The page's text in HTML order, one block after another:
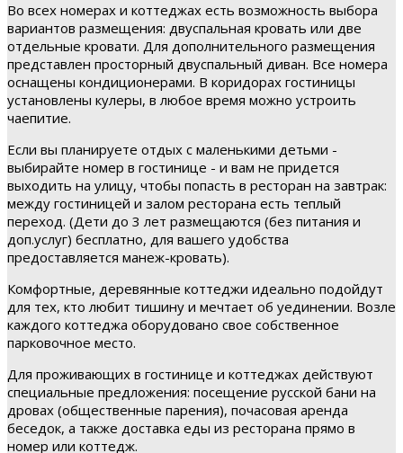
Во всех номерах и коттеджах есть возможность выбора
вариантов размещения: двуспальная кровать или две
отдельные кровати. Для дополнительного размещения
представлен просторный двуспальный диван. Все номера
оснащены кондиционерами. В коридорах гостиницы
установлены кулеры, в любое время можно устроить
чаепитие.
Если вы планируете отдых с маленькими детьми -
выбирайте номер в гостинице - и вам не придется
выходить на улицу, чтобы попасть в ресторан на завтрак:
между гостиницей и залом ресторана есть теплый
переход. (Дети до 3 лет размещаются (без питания и
доп.услуг) бесплатно, для вашего удобства
предоставляется манеж-кровать).
Комфортные, деревянные коттеджи идеально подойдут
для тех, кто любит тишину и мечтает об уединении. Возле
каждого коттеджа оборудовано свое собственное
парковочное место.
Для проживающих в гостинице и коттеджах действуют
специальные предложения: посещение русской бани на
дровах (общественные парения), почасовая аренда
беседок, а также доставка еды из ресторана прямо в
номер или коттедж.